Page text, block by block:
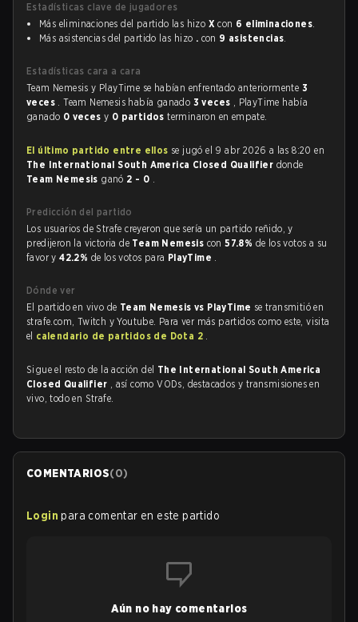
Estadísticas clave de jugadores
Más eliminaciones del partido las hizo X con 6 eliminaciones.
Más asistencias del partido las hizo . con 9 asistencias.
Estadísticas cara a cara
Team Nemesis y PlayTime se habían enfrentado anteriormente 3
veces . Team Nemesis había ganado 3 veces , PlayTime había
ganado 0 vecesy 0 partidosterminaron en empate.
El último partido entre ellos se jugó el 9 abr 2026 a las 8:20 en
The International South America Closed Qualifier donde
Team Nemesis ganó 2 - 0 .
Predicción del partido
Los usuarios de Strafe creyeron que sería un partido reñido, y
predijeron la victoria de Team Nemesis con57.8% de los votos a su
favor y42.2% de los votos para PlayTime .
Dónde ver
El partido en vivo de Team Nemesis vs PlayTime se transmitió en
strafe.com, Twitch y Youtube. Para ver más partidos como este, visita
el calendario de partidos de Dota 2 .
Sigue el resto de la acción del The International South America
Closed Qualifier , así como VODs, destacados y transmisiones en
vivo, todo en Strafe.
COMENTARIOS(0)
Login para comentar en este partido
Aún no hay comentarios